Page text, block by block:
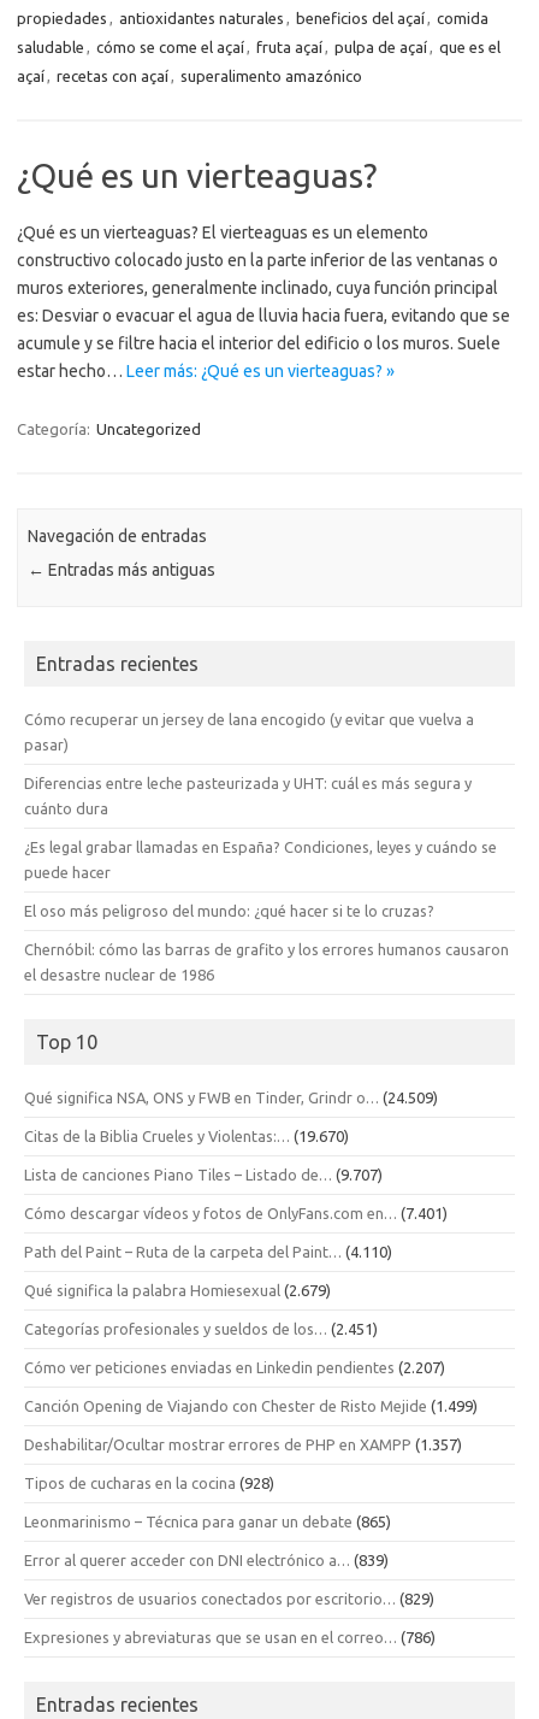
propiedades , antioxidantes naturales , beneficios del açaí, comida
saludable , cómo se come el açaí, fruta açaí, pulpa de açaí, que es el
açaí, recetas con açaí, superalimento amazónico
¿Qué es un vierteaguas?
¿Qué es un vierteaguas? El vierteaguas es un elemento
constructivo colocado justo en la parte inferior de las ventanas o
muros exteriores, generalmente inclinado, cuya función principal
es: Desviar o evacuar el agua de lluvia hacia fuera, evitando que se
acumule y se filtre hacia el interior del edificio o los muros. Suele
estar hecho… Leer más: ¿Qué es un vierteaguas? »
Categoría: Uncategorized
Navegación de entradas
← Entradas más antiguas
Entradas recientes
Cómo recuperar un jersey de lana encogido (y evitar que vuelva a
pasar)
Diferencias entre leche pasteurizada y UHT: cuál es más segura y
cuánto dura
¿Es legal grabar llamadas en España? Condiciones, leyes y cuándo se
puede hacer
El oso más peligroso del mundo: ¿qué hacer si te lo cruzas?
Chernóbil: cómo las barras de grafito y los errores humanos causaron
el desastre nuclear de 1986
Top 10
Qué significa NSA, ONS y FWB en Tinder, Grindr o… (24.509)
Citas de la Biblia Crueles y Violentas:… (19.670)
Lista de canciones Piano Tiles – Listado de… (9.707)
Cómo descargar vídeos y fotos de OnlyFans.com en… (7.401)
Path del Paint – Ruta de la carpeta del Paint… (4.110)
Qué significa la palabra Homiesexual (2.679)
Categorías profesionales y sueldos de los… (2.451)
Cómo ver peticiones enviadas en Linkedin pendientes (2.207)
Canción Opening de Viajando con Chester de Risto Mejide (1.499)
Deshabilitar/Ocultar mostrar errores de PHP en XAMPP (1.357)
Tipos de cucharas en la cocina (928)
Leonmarinismo – Técnica para ganar un debate (865)
Error al querer acceder con DNI electrónico a… (839)
Ver registros de usuarios conectados por escritorio… (829)
Expresiones y abreviaturas que se usan en el correo… (786)
Entradas recientes